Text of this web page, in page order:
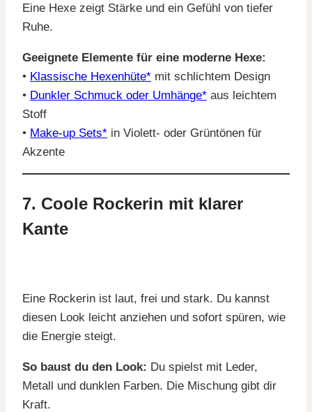
Eine Hexe zeigt Stärke und ein Gefühl von tiefer
Ruhe.
Geeignete Elemente für eine moderne Hexe:
• Klassische Hexenhüte* mit schlichtem Design
• Dunkler Schmuck oder Umhänge* aus leichtem
Stoff
• Make-up Sets* in Violett- oder Grüntönen für
Akzente
7. Coole Rockerin mit klarer
Kante
Eine Rockerin ist laut, frei und stark. Du kannst
diesen Look leicht anziehen und sofort spüren, wie
die Energie steigt.
So baust du den Look: Du spielst mit Leder,
Metall und dunklen Farben. Die Mischung gibt dir
Kraft.